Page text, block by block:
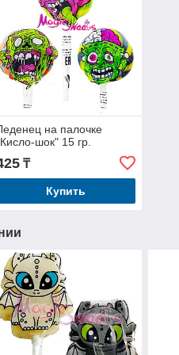
на палочке
шок" 15 гр.
₸
Купить